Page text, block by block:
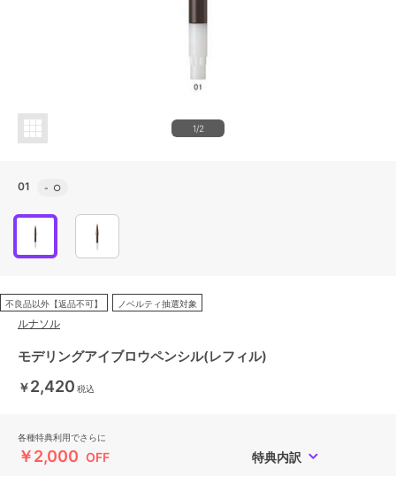
1/2
01 - ○
不良品以外【返品不可】 ノベルティ抽選対象
ルナソル
モデリングアイブロウペンシル(レフィル)
￥2,420 税込
各種特典利用でさらに
￥2,000 OFF 特典内訳